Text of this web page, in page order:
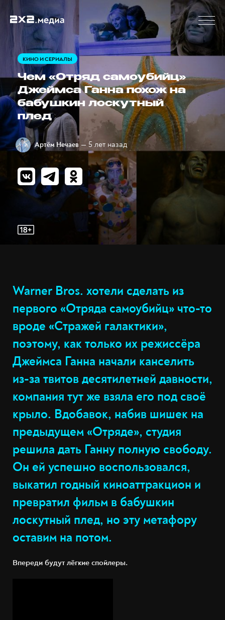
КИНО И СЕРИАЛЫ
Чем «Отряд самоубийц»
Джеймса Ганна похож на
бабушкин лоскутный
плед
Артём Нечаев — 5 лет назад
Warner Bros. хотели сделать из
первого «Отряда самоубийц» что-то
вроде «Стражей галактики»,
поэтому, как только их режиссёра
Джеймса Ганна начали канселить
из-за твитов десятилетней давности,
компания тут же взяла его под своё
крыло. Вдобавок, набив шишек на
предыдущем «Отряде», студия
решила дать Ганну полную свободу.
Он ей успешно воспользовался,
выкатил годный киноаттракцион и
превратил фильм в бабушкин
лоскутный плед, но эту метафору
оставим на потом.
Впереди будут лёгкие спойлеры.